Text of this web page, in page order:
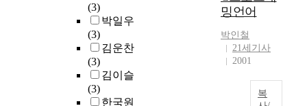
(3)
박일우
(3)
김운찬
(3)
김이슬
(3)
한국원
밍언어
박인철
21세기사
2001
복